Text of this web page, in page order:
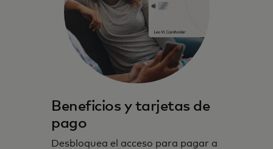
Beneficios y tarjetas de
pago
Desbloquea el acceso para pagar a